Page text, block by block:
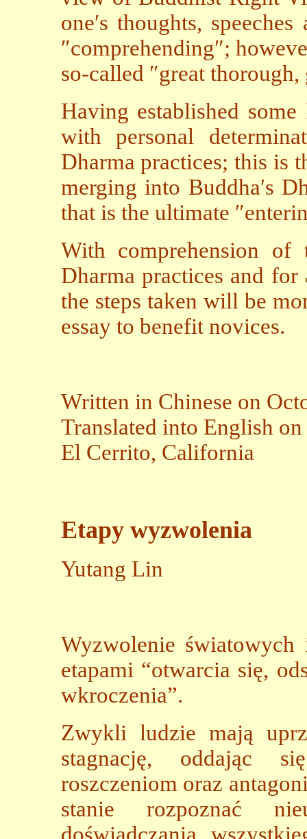
one′s thoughts,
″comprehending″;
so-called ″great
Having established
with personal
Dharma practices; this is
merging into Buddha′s
that is the ultimate
With comprehension of
Dharma practices and
the steps taken will be
essay to benefit novices.
Written in Chinese on
Translated into English
El Cerrito, California
Etapy wyzwolenia
Yutang Lin
Wyzwolenie światowych
etapami “otwarcia się,
wkroczenia”.
Zwykli ludzie mają
stagnację, oddając
roszczeniom oraz
stanie rozpoznać